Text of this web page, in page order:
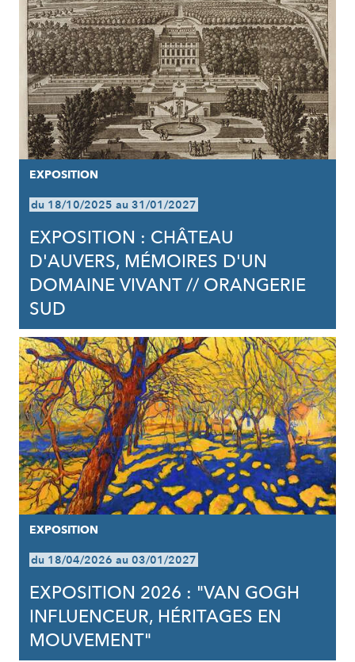
EXPOSITION
du 18/10/2025 au 31/01/2027
EXPOSITION : CHÂTEAU
D'AUVERS, MÉMOIRES D'UN
DOMAINE VIVANT // ORANGERIE
SUD
EXPOSITION
du 18/04/2026 au 03/01/2027
EXPOSITION 2026 : "VAN GOGH
INFLUENCEUR, HÉRITAGES EN
MOUVEMENT"